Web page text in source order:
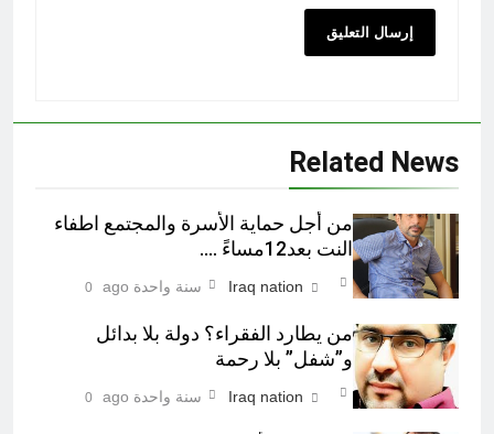
Related News
من أجل حماية الأسرة والمجتمع اطفاء
النت بعد12مساءً ….
Iraq nation سنة واحدة ago 0
من يطارد الفقراء؟ دولة بلا بدائل
و”شفل” بلا رحمة
Iraq nation سنة واحدة ago 0